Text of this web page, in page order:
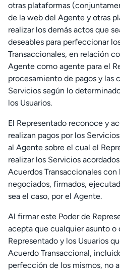
otras plataformas
de la web del Agente y otras
realizar los demás actos que
deseables para perfeccionar
Transaccionales, en relación
Agente como agente para el
procesamiento de pagos y las
Servicios según lo
los Usuarios.
El Representado reconoce y
realizan pagos por los
al Agente sobre el cual el
realizar los Servicios
Acuerdos Transaccionales con
negociados, firmados,
sea el caso, por el Agente.
Al firmar este Poder de
acepta que cualquier asunto o
Representado y los Usuarios
Acuerdo Transaccional,
perfección de los mismos, no